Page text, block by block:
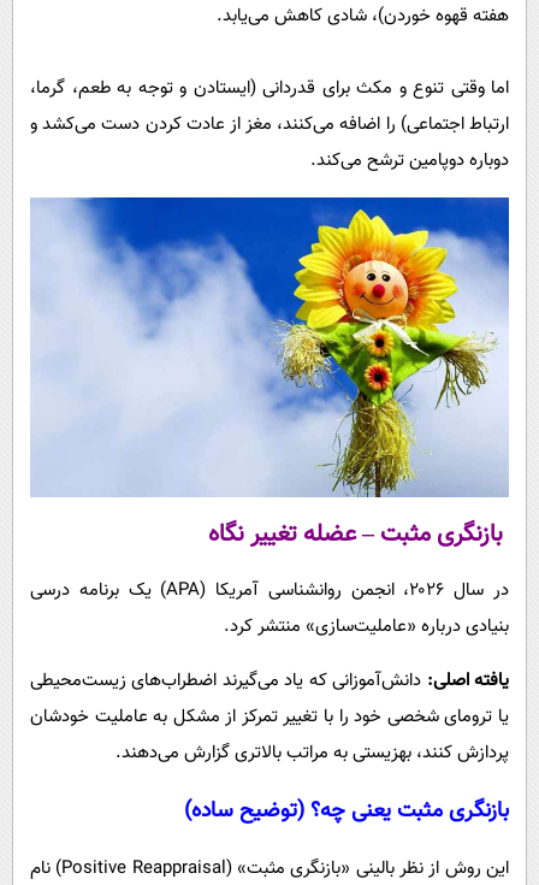
هفته قهوه خوردن)، شادی کاهش می‌یابد.
اما وقتی تنوع و مکث برای قدردانی (ایستادن و توجه به طعم، گرما،
ارتباط اجتماعی) را اضافه می‌کنند، مغز از عادت کردن دست می‌کشد و
دوباره دوپامین ترشح می‌کند.
بازنگری مثبت – عضله تغییر نگاه
در سال ۲۰۲۶، انجمن روانشناسی آمریکا (APA) یک برنامه درسی
بنیادی درباره «عاملیت‌سازی» منتشر کرد.
یافته اصلی: دانش‌آموزانی که یاد می‌گیرند اضطراب‌های زیست‌محیطی
یا ترومای شخصی خود را با تغییر تمرکز از مشکل به عاملیت خودشان
پردازش کنند، بهزیستی به مراتب بالاتری گزارش می‌دهند.
بازنگری مثبت یعنی چه؟ (توضیح ساده)
این روش از نظر بالینی «بازنگری مثبت» (Positive Reappraisal) نام